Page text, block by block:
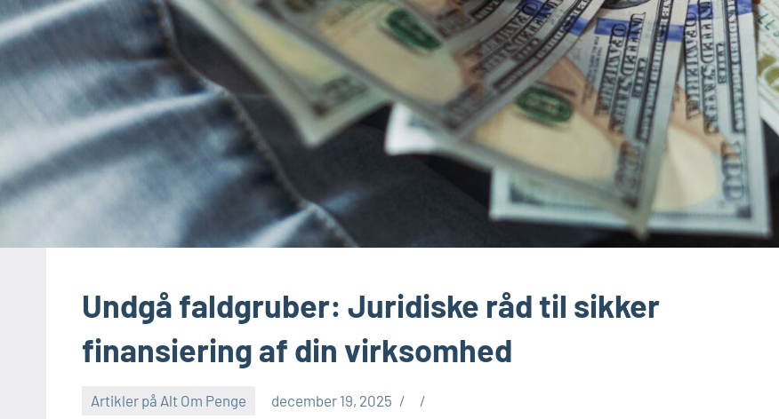
Undgå faldgruber: Juridiske råd til sikker
finansiering af din virksomhed
Artikler på Alt Om Penge december 19, 2025